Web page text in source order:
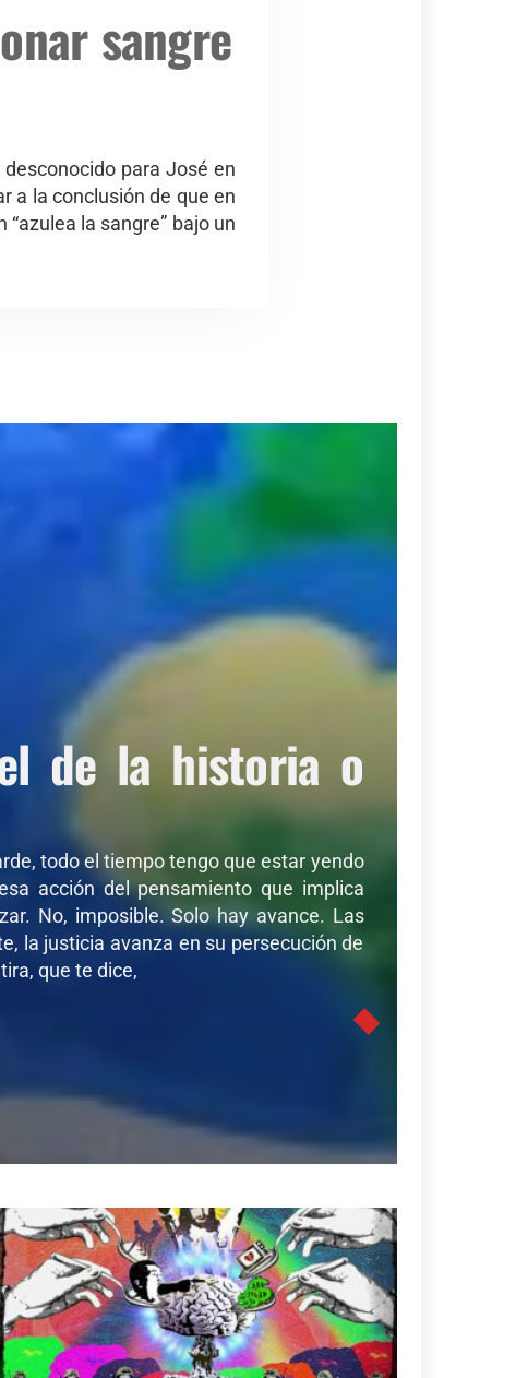
sangre
para José en
a la conclusión de que en
la sangre” bajo un
de la historia o
todo el tiempo tengo que estar yendo
acción del pensamiento que implica
No, imposible. Solo hay avance. Las
la justicia avanza en su persecución de
que te dice,